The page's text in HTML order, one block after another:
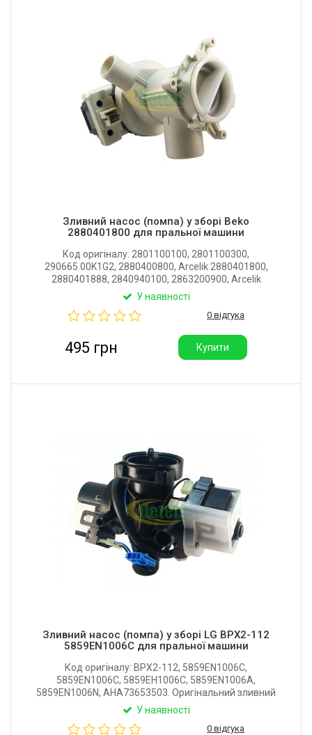
Зливний насос (помпа) у зборі Beko
2880401800 для пральної машини
Код оригіналу: 2801100100, 2801100300,
290665.00K1G2, 2880400800, Arcelik 2880401800,
2880401888, 2840940100, 2863200900, Arcelik
SPW155195E31P-01, B30-6AZ. Патрубок вхідний: 34
(Китай). Оригінальна якість.
У наявності
0 відгука
495 грн Купити
Зливний насос (помпа) у зборі LG BPX2-112
5859EN1006C для пральної машини
Код оригіналу: BPX2-112, 5859EN1006C,
5859EN1006C, 5859EH1006C, 5859EN1006A,
5859EN1006N, AHA73653503. Оригінальний зливний
+ циркуляційний насос у зборі з корпусом та
У наявності
0 відгука